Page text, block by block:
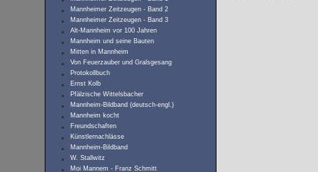
Mannheimer Zeitzeugen - Band 2
Mannheimer Zeitzeugen - Band 3
Alt-Mannheim vor 100 Jahren
Mannheim und seine Bauten
Mitten in Mannheim
Von Feuerzauber und Gralsgesang
Protokollbuch
Ernst Kolb
Pfälzische Wittelsbacher
Mannheim-Bildband (deutsch-engl.)
Mannheim kocht
Freundschaften
Künstlernachlässe
Mannheim-Bildband
W. Stallwitz
Moi Mannem - Franz Schmitt